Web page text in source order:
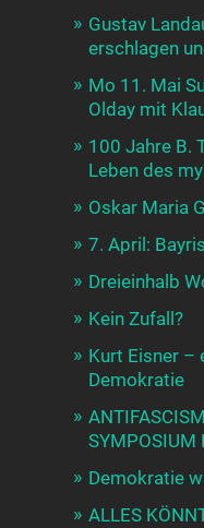
Gustav
erschlagen
Mo 11. Mai
Olday mit
100 Jahre B.
Leben des
Oskar Maria
7. April:
Dreieinhalb
Kein Zufall?
Kurt Eisner –
Demokratie
Demokratie
ALLES